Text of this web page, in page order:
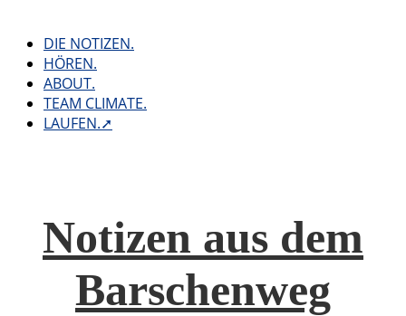
contentDIE NOTIZEN.
HÖREN.
ABOUT.
TEAM CLIMATE.
LAUFEN.➚
Notizen aus dem
Barschenweg